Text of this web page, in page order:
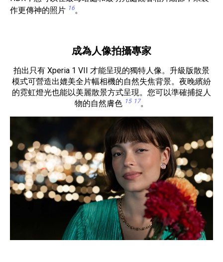
作更傳神的照片 16。
成為人像拍攝專家
拍出只有 Xperia 1 VII 才能呈現的獨特人像。升級版散景
模式可營造出媲美全片幅相機的自然失焦背景。夜晚繽紛
的霓虹燈光也能以美麗散景方式呈現。您可以準確捕捉人
物的自然膚色 15 17。